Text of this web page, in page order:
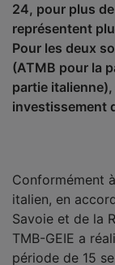
24, pour plus
représentent
Pour les deux
(ATMB pour la
partie
investissement
Conformément
italien, en
Savoie et de la
TMB-GEIE a
période de 15